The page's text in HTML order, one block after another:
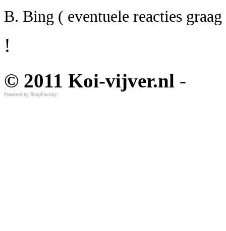
B. Bing ( eventuele reacties
!
© 2011 Koi-vijver.nl -
Powered by ShopFactory